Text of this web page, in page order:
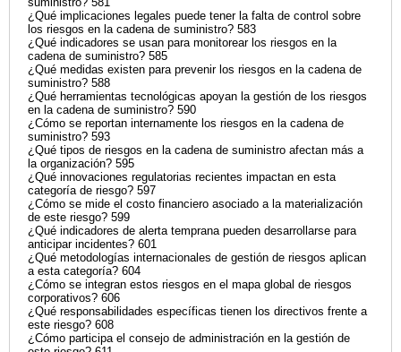
¿Qué implicaciones legales puede tener la falta de control sobre
los riesgos en la cadena de suministro? 583
¿Qué indicadores se usan para monitorear los riesgos en la
cadena de suministro? 585
¿Qué medidas existen para prevenir los riesgos en la cadena de
suministro? 588
¿Qué herramientas tecnológicas apoyan la gestión de los riesgos
en la cadena de suministro? 590
¿Cómo se reportan internamente los riesgos en la cadena de
suministro? 593
¿Qué tipos de riesgos en la cadena de suministro afectan más a
la organización? 595
¿Qué innovaciones regulatorias recientes impactan en esta
categoría de riesgo? 597
¿Cómo se mide el costo financiero asociado a la materialización
de este riesgo? 599
¿Qué indicadores de alerta temprana pueden desarrollarse para
anticipar incidentes? 601
¿Qué metodologías internacionales de gestión de riesgos aplican
a esta categoría? 604
¿Cómo se integran estos riesgos en el mapa global de riesgos
corporativos? 606
¿Qué responsabilidades específicas tienen los directivos frente a
este riesgo? 608
¿Cómo participa el consejo de administración en la gestión de